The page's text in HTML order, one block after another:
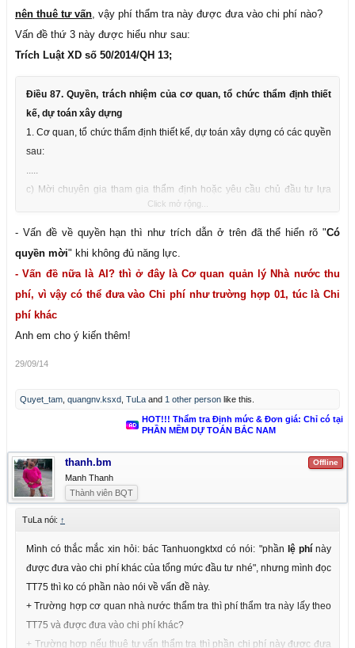
nên thuê tư vấn, vậy phí thẩm tra này được đưa vào chi phí nào?
Vấn đề thứ 3 này được hiểu như sau:
Trích Luật XD số 50/2014/QH 13;
Điều 87. Quyền, trách nhiệm của cơ quan, tổ chức thẩm định thiết
kế, dự toán xây dựng
1. Cơ quan, tổ chức thẩm định thiết kế, dự toán xây dựng có các quyền
sau:
.....
c) Mời chuyên gia tham gia thẩm định hoặc yêu cầu chủ đầu tư lựa
chọn tổ chức tư vấn có đủ năng lực kinh nghiệm để thẩm tra thiết kế,
dự toán xây dựng làm cơ sở thẩm định khi cần thiết;
----
Click mở rộng...
- Vấn đề về quyền hạn thì như trích dẫn ở trên đã thể hiển rõ "Có
quyền mời" khi không đủ năng lực.
- Vấn đề nữa là AI? thì ở đây là Cơ quan quản lý Nhà nước thu
phí, vì vậy có thể đưa vào Chi phí như trường hợp 01, túc là Chi
phí khác
Anh em cho ý kiến thêm!
29/09/14
Quyet_tam quangnv.ksxd TuLa and 1 other person like this.
HOT!!! Thẩm tra Định mức & Đơn giá: Chỉ có tại
PHẦN MỀM DỰ TOÁN BẮC NAM
Offline
thanh.bm
Manh Thanh
Thành viên BQT
TuLa nói: ↑
Mình có thắc mắc xin hỏi: bác Tanhuongktxd có nói: "phần lệ phínày
được đưa vào chi phí khác của tổng mức đầu tư nhé", nhưng mình đọc
TT75 thì ko có phần nào nói về vấn đề này.
+ Trường hợp cơ quan nhà nước thẩm tra thì phí thẩm tra này lấy theo
TT75 và được đưa vào chi phí khác?
+ Trường hợp nếu thuê tư vấn thẩm tra thì phần chi phí này được đưa